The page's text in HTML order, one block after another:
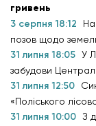
гривень
3 серпня 18:12
На
позов щодо
31 липня 18:05 У
забудови
31 липня 12:50
«Поліського
31 липня 10:00 З